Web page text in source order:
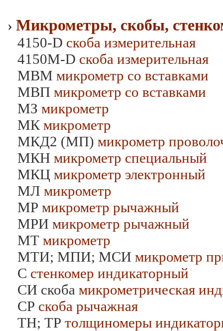
› Микрометры, скобы,
4150-D скоба измерительная
4150M-D скоба измерительная
МВМ микрометр со вставками
МВП микрометр со вставками
МЗ микрометр
МК микрометр
МКД2 (МП) микрометр
МКН микрометр специальный
МКЦ микрометр электронный
МЛ микрометр
МР микрометр рычажный
МРИ микрометр рычажный
МТ микрометр
МТИ; МПИ; МСИ микрометр
С стенкомер индикаторный
СИ cкоба микрометрическая
СР скоба рычажная
ТН; ТР толщиномеры